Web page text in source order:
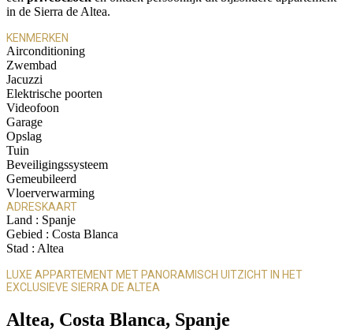
in de Sierra de Altea.
KENMERKEN
Airconditioning
Zwembad
Jacuzzi
Elektrische poorten
Videofoon
Garage
Opslag
Tuin
Beveiligingssysteem
Gemeubileerd
Vloerverwarming
ADRESKAART
Land : Spanje
Gebied : Costa Blanca
Stad : Altea
LUXE APPARTEMENT MET PANORAMISCH UITZICHT IN HET
EXCLUSIEVE SIERRA DE ALTEA
Altea, Costa Blanca, Spanje